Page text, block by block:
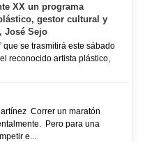
XX un programa
gestor cultural y
José Sejo
que se trasmitirá este sábado
reconocido artista plástico,
Correr un maratón
Pero para una
e...